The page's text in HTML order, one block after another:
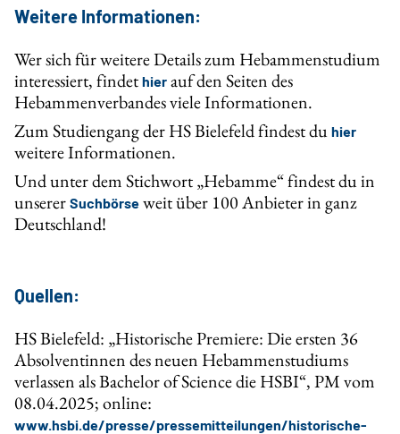
Weitere Informationen:
Wer sich für weitere Details zum Hebammenstudium
interessiert, findet hier auf den Seiten des
Hebammenverbandes viele Informationen.
Zum Studiengang der HS Bielefeld findest du hier
weitere Informationen.
Und unter dem Stichwort „Hebamme“ findest du in
unserer Suchbörse weit über 100 Anbieter in ganz
Deutschland!
Quellen:
HS Bielefeld: „Historische Premiere: Die ersten 36
Absolventinnen des neuen Hebammenstudiums
verlassen als Bachelor of Science die HSBI“, PM vom
08.04.2025; online:
www.hsbi.de/presse/pressemitteilungen/historische-